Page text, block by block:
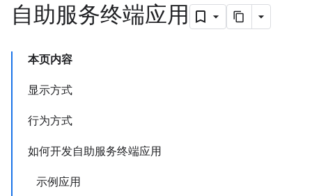
自助服务终端应用
本页内容
显示方式
行为方式
如何开发自助服务终端应用
示例应用